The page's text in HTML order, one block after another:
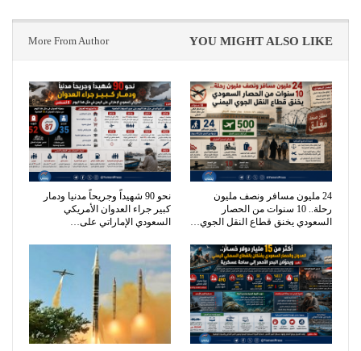
YOU MIGHT ALSO LIKE
More From Author
24 مليون مسافر ونصف مليون
رحلة.. 10 سنوات من الحصار
السعودي يخنق قطاع النقل الجوي…
نحو 90 شهيداً وجريحاً مدنيا ودمار
كبير جراء العدوان الأمريكي
السعودي الإماراتي على…